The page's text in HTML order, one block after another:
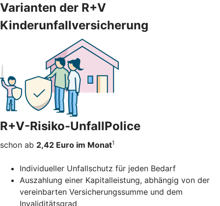
Varianten der R+V
Kinderunfallversicherung
R+V-Risiko-UnfallPolice
schon ab 2,42 Euro im Monat1
Individueller Unfallschutz für jeden Bedarf
Auszahlung einer Kapitalleistung, abhängig von der
vereinbarten Versicherungssumme und dem
Invaliditätsgrad